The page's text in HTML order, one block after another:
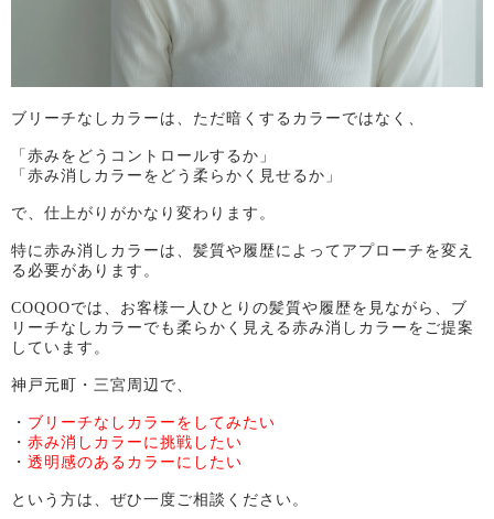
ブリーチなしカラーは、ただ暗くするカラーではなく、
「赤みをどうコントロールするか」
「赤み消しカラーをどう柔らかく見せるか」
で、仕上がりがかなり変わります。
特に赤み消しカラーは、髪質や履歴によってアプローチを変え
る必要があります。
COQOOでは、お客様一人ひとりの髪質や履歴を見ながら、ブ
リーチなしカラーでも柔らかく見える赤み消しカラーをご提案
しています。
神戸元町・三宮周辺で、
・ ブリーチなしカラーをしてみたい
・ 赤み消しカラーに挑戦したい
・ 透明感のあるカラーにしたい
という方は、ぜひ一度ご相談ください。